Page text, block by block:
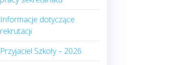
Informacje dotyczące
rekrutacji
Przyjaciel Szkoły – 2026